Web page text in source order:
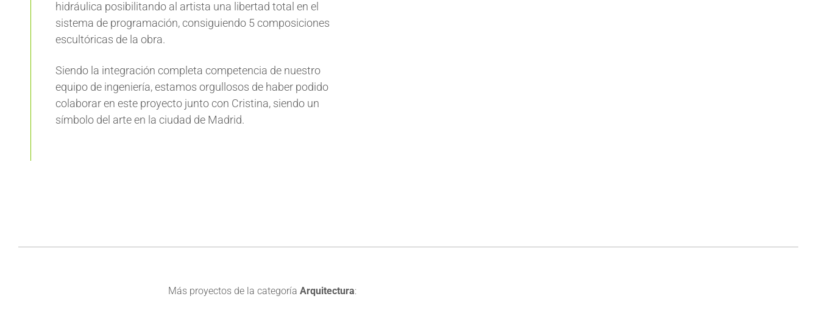
hidráulica posibilitando al artista una libertad total en el
sistema de programación, consiguiendo 5 composiciones
escultóricas de la obra.
Siendo la integración completa competencia de nuestro
equipo de ingeniería, estamos orgullosos de haber podido
colaborar en este proyecto junto con Cristina, siendo un
símbolo del arte en la ciudad de Madrid.
Más proyectos de la categoría Arquitectura: